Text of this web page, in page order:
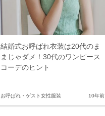
結婚式お呼ばれ衣装は20代のま
まじゃダメ！30代のワンピース
コーデのヒント
お呼ばれ・ゲスト女性服装 10年前